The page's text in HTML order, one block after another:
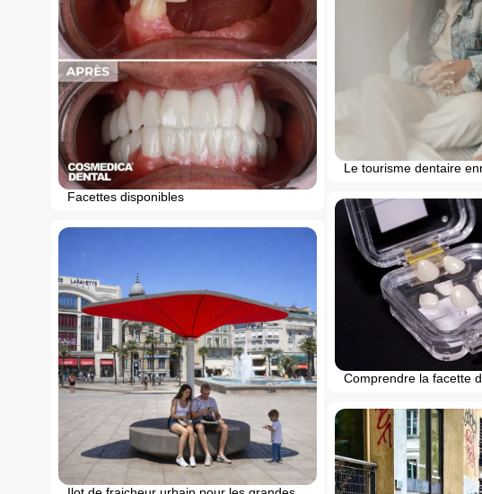
Le tourisme dentaire
Facettes disponibles
Comprendre la facette